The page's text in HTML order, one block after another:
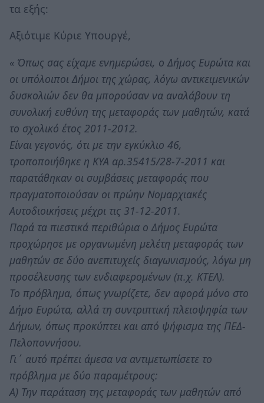
τα εξής:
Αξιότιμε Κύριε Υπουργέ,
« Όπως σας είχαμε ενημερώσει, ο Δήμος Ευρώτα και
οι υπόλοιποι Δήμοι της χώρας, λόγω αντικειμενικών
δυσκολιών δεν θα μπορούσαν να αναλάβουν τη
συνολική ευθύνη της μεταφοράς των μαθητών, κατά
το σχολικό έτος 2011-2012.
Είναι γεγονός, ότι με την εγκύκλιο 46,
τροποποιήθηκε η ΚΥΑ αρ.35415/28-7-2011 και
παρατάθηκαν οι συμβάσεις μεταφοράς που
πραγματοποιούσαν οι πρώην Νομαρχιακές
Αυτοδιοικήσεις μέχρι τις 31-12-2011.
Παρά τα πιεστικά περιθώρια ο Δήμος Ευρώτα
προχώρησε με οργανωμένη μελέτη μεταφοράς των
μαθητών σε δύο ανεπιτυχείς διαγωνισμούς, λόγω μη
προσέλευσης των ενδιαφερομένων (π.χ. ΚΤΕΛ).
Το πρόβλημα, όπως γνωρίζετε, δεν αφορά μόνο στο
Δήμο Ευρώτα, αλλά τη συντριπτική πλειοψηφία των
Δήμων, όπως προκύπτει και από ψήφισμα της ΠΕΔ-
Πελοποννήσου.
Γι΄ αυτό πρέπει άμεσα να αντιμετωπίσετε το
πρόβλημα με δύο παραμέτρους:
Α) Την παράταση της μεταφοράς των μαθητών από